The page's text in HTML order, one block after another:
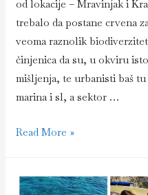
od lokacije – Mravinjak i
trebalo da postane crvena
veoma raznolik
činjenica da su, u okviru
mišljenja, te urbanisti baš
marina i sl, a sektor …
Dan
lokacija
Read More »